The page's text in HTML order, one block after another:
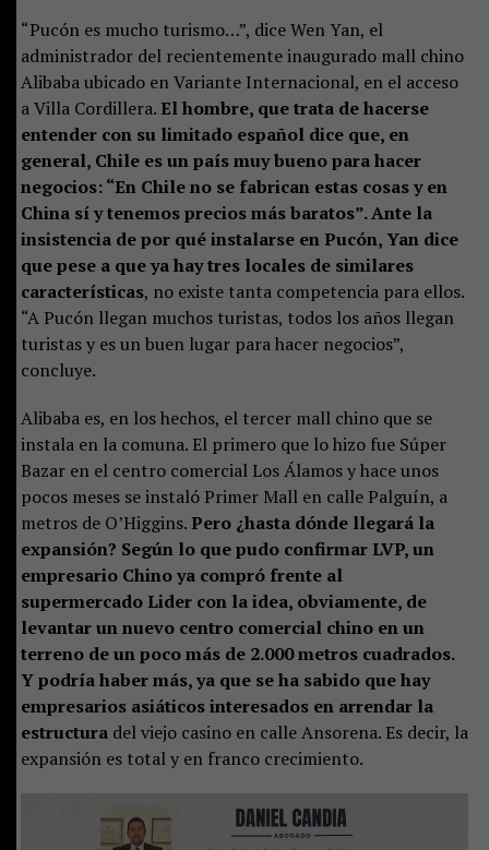
“Pucón es mucho turismo…”, dice Wen Yan, el
administrador del recientemente inaugurado mall chino
Alibaba ubicado en Variante Internacional, en el acceso
a Villa Cordillera. El hombre, que trata de hacerse
entender con su limitado español dice que, en
general, Chile es un país muy bueno para hacer
negocios: “En Chile no se fabrican estas cosas y en
China sí y tenemos precios más baratos”. Ante la
insistencia de por qué instalarse en Pucón, Yan dice
que pese a que ya hay tres locales de similares
características, no existe tanta competencia para ellos.
“A Pucón llegan muchos turistas, todos los años llegan
turistas y es un buen lugar para hacer negocios”,
concluye.
Alibaba es, en los hechos, el tercer mall chino que se
instala en la comuna. El primero que lo hizo fue Súper
Bazar en el centro comercial Los Álamos y hace unos
pocos meses se instaló Primer Mall en calle Palguín, a
metros de O’Higgins. Pero ¿hasta dónde llegará la
expansión? Según lo que pudo confirmar LVP, un
empresario Chino ya compró frente al
supermercado Lider con la idea, obviamente, de
levantar un nuevo centro comercial chino en un
terreno de un poco más de 2.000 metros cuadrados.
Y podría haber más, ya que se ha sabido que hay
empresarios asiáticos interesados en arrendar la
estructura del viejo casino en calle Ansorena. Es decir, la
expansión es total y en franco crecimiento.